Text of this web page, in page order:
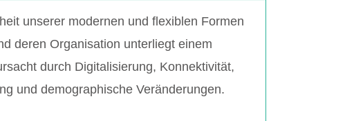
unserer modernen und flexiblen Formen
deren Organisation unterliegt einem
durch Digitalisierung, Konnektivität,
und demographische Veränderungen.